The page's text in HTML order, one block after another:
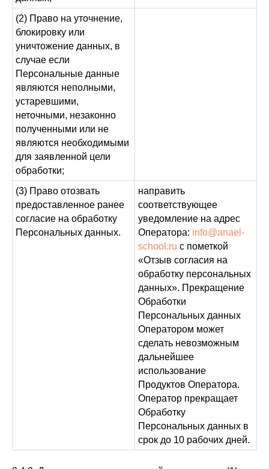
(2) Право на уточнение,
блокировку или
уничтожение данных, в
случае если
Персональные данные
являются неполными,
устаревшими,
неточными, незаконно
полученными или не
являются необходимыми
для заявленной цели
обработки;
(3) Право отозвать
предоставленное ранее
согласие на обработку
Персональных данных.
направить
соответствующее
уведомление на адрес
Оператора: info@anael-
school.ru с пометкой
«Отзыв согласия на
обработку персональных
данных». Прекращение
Обработки
Персональных данных
Оператором может
сделать невозможным
дальнейшее
использование
Продуктов Оператора.
Оператор прекращает
Обработку
Персональных данных в
срок до 10 рабочих дней.